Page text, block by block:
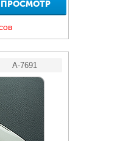
ПРОСМОТР
A-7691